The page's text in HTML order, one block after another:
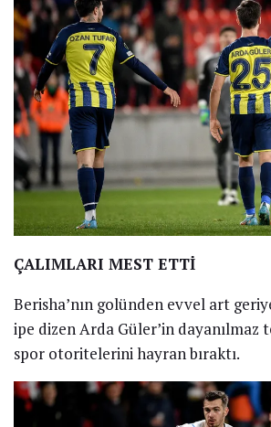
ÇALIMLARI MEST ETTİ
Berisha’nın golünden evvel art
ipe dizen Arda Güler’in dayanılmaz
spor otoritelerini hayran bıraktı.